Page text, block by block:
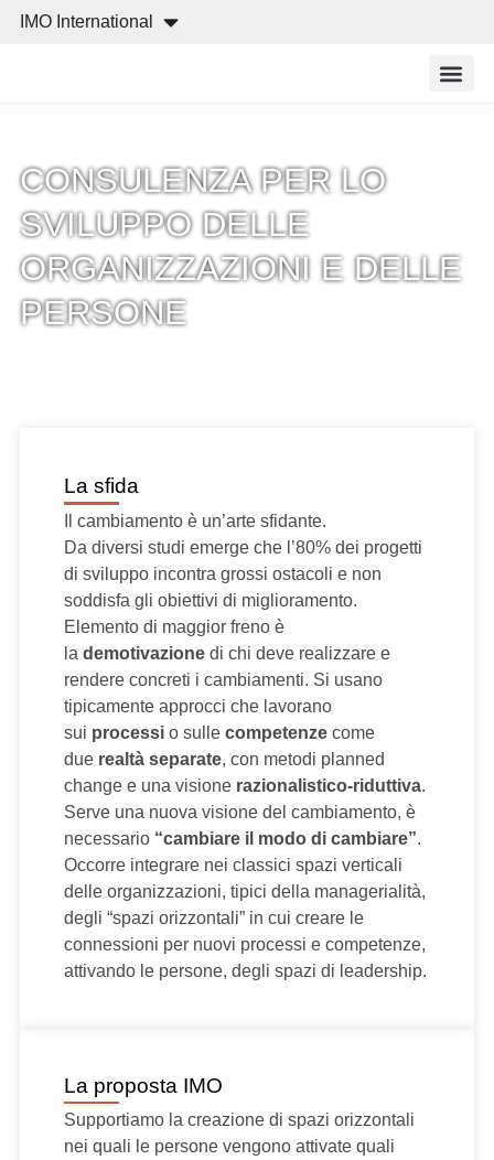
IMO International
CONSULENZA PER LO
SVILUPPO DELLE
ORGANIZZAZIONI E DELLE
PERSONE
La sfida
Il cambiamento è un’arte sfidante.
Da diversi studi emerge che l’80% dei progetti
di sviluppo incontra grossi ostacoli e non
soddisfa gli obiettivi di miglioramento.
Elemento di maggior freno è
la demotivazionedi chi deve realizzare e
rendere concreti i cambiamenti. Si usano
tipicamente approcci che lavorano
sui processio sulle competenzecome
due realtà separate, con metodi planned
change e una visione razionalistico-riduttiva.
Serve una nuova visione del cambiamento, è
necessario“cambiare il modo di cambiare”.
Occorre integrare nei classici spazi verticali
delle organizzazioni, tipici della managerialità,
degli “spazi orizzontali” in cui creare le
connessioni per nuovi processi e competenze,
attivando le persone, degli spazi di leadership.
La proposta IMO
Supportiamo la creazione di spazi orizzontali
nei quali le persone vengono attivate quali